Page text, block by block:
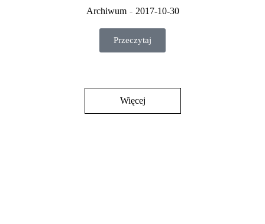
Archiwum
2017-10-30
Przeczytaj
Więcej